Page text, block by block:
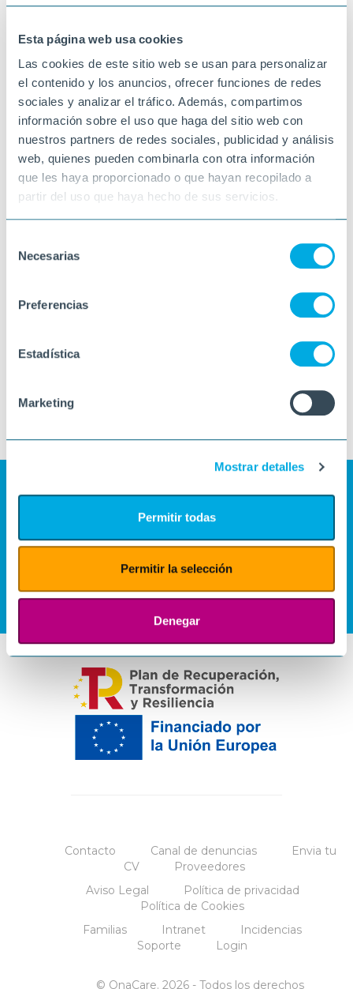
Esta página web usa cookies
Las cookies de este sitio web se usan para personalizar
el contenido y los anuncios, ofrecer funciones de redes
sociales y analizar el tráfico. Además, compartimos
información sobre el uso que haga del sitio web con
nuestros partners de redes sociales, publicidad y análisis
web, quienes pueden combinarla con otra información
que les haya proporcionado o que hayan recopilado a
partir del uso que haya hecho de sus servicios.
Necesarias
Preferencias
Estadística
Marketing
Mostrar detalles
Permitir todas
Permitir la selección
Denegar
Contacto Canal de denuncias
Envia tu
CV
Proveedores
Aviso Legal
Política de privacidad
Política de Cookies
Familias
Intranet
Incidencias
Soporte
Login
© OnaCare. 2026 - Todos los derechos